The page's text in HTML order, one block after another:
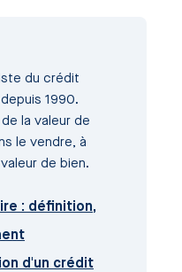
du crédit
1990.
la valeur de
le vendre, à
de bien.
: définition,
d'un crédit